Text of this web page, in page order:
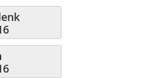
Gasfeder. Sie leistet
in den Zylinder gedrückt wird,
Länge (L2) zurückzukehren.